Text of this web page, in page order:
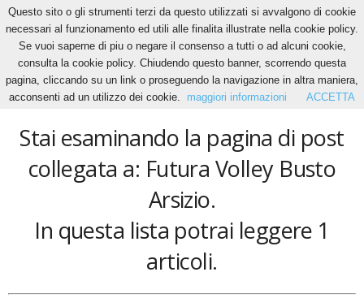
Home Tags Futura Volley Busto Arsizio
Futura Volley Busto Arsizio
Stai esaminando la pagina di post
collegata a: Futura Volley Busto
Arsizio.
In questa lista potrai leggere 1
articoli.
Questo sito o gli strumenti terzi da questo utilizzati si avvalgono di cookie
necessari al funzionamento ed utili alle finalita illustrate nella cookie policy.
Se vuoi saperne di piu o negare il consenso a tutti o ad alcuni cookie,
consulta la cookie policy. Chiudendo questo banner, scorrendo questa
pagina, cliccando su un link o proseguendo la navigazione in altra maniera,
acconsenti ad un utilizzo dei cookie.
maggiori informazioni ACCETTA